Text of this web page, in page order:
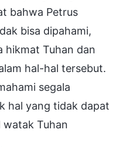
bahwa Petrus
bisa dipahami,
hikmat Tuhan dan
hal-hal tersebut.
segala
hal yang tidak dapat
watak Tuhan